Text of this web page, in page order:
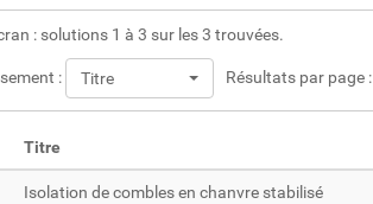
: solutions 1 à 3 sur les 3 trouvées.
: Titre Résultats par page :
Titre
Isolation de combles en chanvre stabilisé